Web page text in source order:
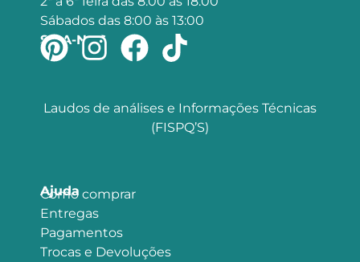
Sábados das 8:00 às 13:00
SIGA-NOS
Laudos de análises e Informações Técnicas
(FISPQ’S)
Ajuda
Como comprar
Entregas
Pagamentos
Trocas e Devoluções